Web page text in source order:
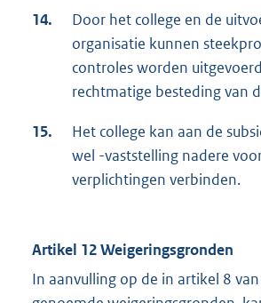
14.
Door het college en de
organisatie kunnen
controles worden
rechtmatige besteding van
15.
Het college kan aan de
wel -vaststelling nadere
verplichtingen verbinden.
Artikel 12 Weigeringsgronden
In aanvulling op de in artikel 8 van